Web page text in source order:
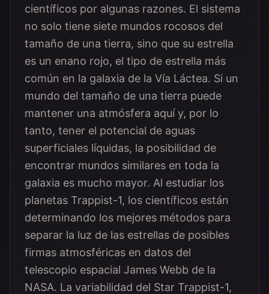
científicos por algunas razones. El sistema
no solo tiene siete mundos rocosos del
tamaño de una tierra, sino que su estrella
es un enano rojo, el tipo de estrella más
común en la galaxia de la Vía Láctea. Si un
mundo del tamaño de una tierra puede
mantener una atmósfera aquí y, por lo
tanto, tener el potencial de aguas
superficiales líquidas, la posibilidad de
encontrar mundos similares en toda la
galaxia es mucho mayor. Al estudiar los
planetas Trappist-1, los científicos están
determinando los mejores métodos para
separar la luz de las estrellas de posibles
firmas atmosféricas en datos del
telescopio espacial James Webb de la
NASA. La variabilidad del Star Trappist-1,